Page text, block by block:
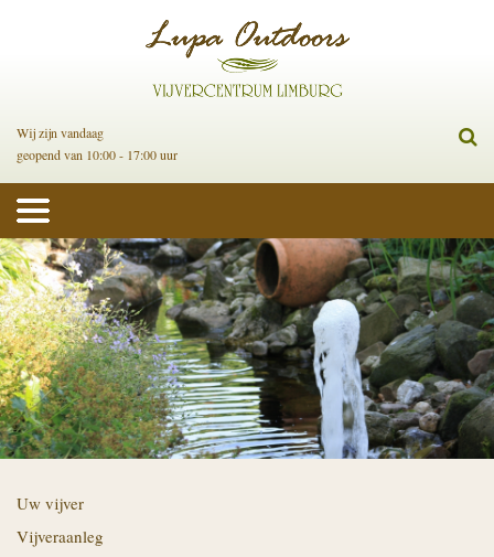
Wij zijn vandaag
geopend van 10:00 - 17:00 uur
Uw vijver
Vijveraanleg